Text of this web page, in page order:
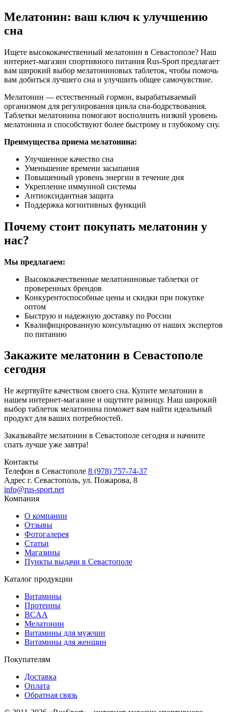
Мелатонин: ваш ключ к улучшению
сна
Ищете высококачественный мелатонин в Севастополе? Наш
интернет-магазин спортивного питания Rus-Sport предлагает
вам широкий выбор мелатониновых таблеток, чтобы помочь
вам добиться лучшего сна и улучшить общее самочувствие.
Мелатонин — естественный гормон, вырабатываемый
организмом для регулирования цикла сна-бодрствования.
Таблетки мелатонина помогают восполнить низкий уровень
мелатонина и способствуют более быстрому и глубокому сну.
Преимущества приема мелатонина:
Улучшенное качество сна
Уменьшение времени засыпания
Повышенный уровень энергии в течение дня
Укрепление иммунной системы
Антиоксидантная защита
Поддержка когнитивных функций
Почему стоит покупать мелатонин у
нас?
Мы предлагаем:
Высококачественные мелатониновые таблетки от
проверенных брендов
Конкурентоспособные цены и скидки при покупке
оптом
Быструю и надежную доставку по России
Квалифицированную консультацию от наших экспертов
по питанию
Закажите мелатонин в Севастополе
сегодня
Не жертвуйте качеством своего сна. Купите мелатонин в
нашем интернет-магазине и ощутите разницу. Наш широкий
выбор таблеток мелатонина поможет вам найти идеальный
продукт для ваших потребностей.
Заказывайте мелатонин в Севастополе сегодня и начните
спать лучше уже завтра!
Контакты
Телефон в Севастополе 8 (978) 757-74-37
Адрес г. Севастополь, ул. Пожарова, 8
info@rus-sport.net
Компания
О компании
Отзывы
Фотогалерея
Статьи
Магазины
Пункты выдачи в Севастополе
Каталог продукции
Витамины
Протеины
BCAA
Мелатонин
Витамины для мужчин
Витамины для женщин
Покупателям
Доставка
Оплата
Обратная связь